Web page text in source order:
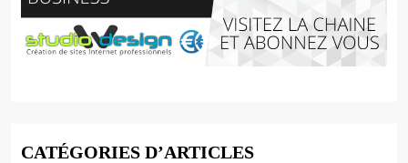
CATÉGORIES D’ARTICLES